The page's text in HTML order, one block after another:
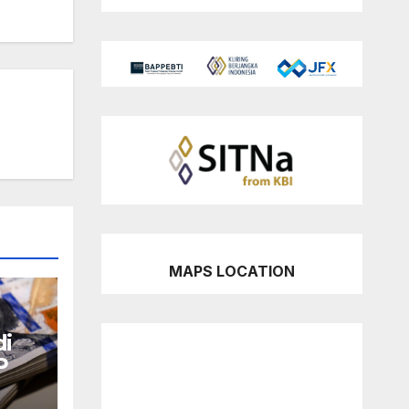
MAPS LOCATION